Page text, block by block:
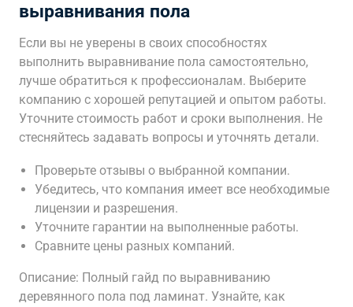
выравнивания пола
Если вы не уверены в своих способностях
выполнить выравнивание пола самостоятельно,
лучше обратиться к профессионалам. Выберите
компанию с хорошей репутацией и опытом работы.
Уточните стоимость работ и сроки выполнения. Не
стесняйтесь задавать вопросы и уточнять детали.
Проверьте отзывы о выбранной компании.
Убедитесь, что компания имеет все необходимые
лицензии и разрешения.
Уточните гарантии на выполненные работы.
Сравните цены разных компаний.
Описание: Полный гайд по выравниванию
деревянного пола под ламинат. Узнайте, как